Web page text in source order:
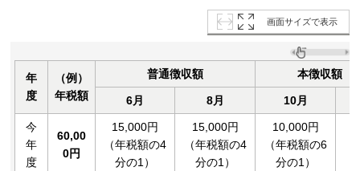
画面サイズで表示
年
度
（例）
年税額
普通徴収額 本徴収額（
6月 8月 10月
今
年
度
60,00
0円
15,000円
（年税額の4
分の1）
15,000円
（年税額の4
分の1）
10,000円
（年税額の6
分の1）